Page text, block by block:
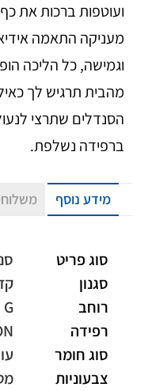
ועוטפות ברכות את
מעניקה התאמה
וגמישה, כל הליכה
מהבית תרגיש לך
הסנדלים שתרצי
ברפידה נשלפת.
מידע נוסף
סוג פריט
סגנון
רוחב
G – רגיל
רפידה
סוג חומר
צבעוניות